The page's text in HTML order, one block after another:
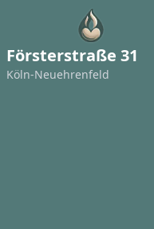
Försterstraße 31
Köln-Neuehrenfeld